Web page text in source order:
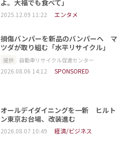
よ。大福でも食べて」
2025.12.09 11:22 エンタメ
損傷バンパーを新品のバンパーへ マ
ツダが取り組む「水平リサイクル」
提供 自動車リサイクル促進センター
2026.08.06 14:12 SPONSORED
オールデイダイニングを一新 ヒルト
ン東京お台場、改装進む
2026.08.07 10:49 経済/ビジネス